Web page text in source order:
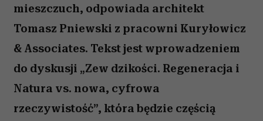
mieszczuch, odpowiada architekt
Tomasz Pniewski z pracowni Kuryłowicz
& Associates. Tekst jest wprowadzeniem
do dyskusji „Zew dzikości. Regeneracja i
Natura vs. nowa, cyfrowa
rzeczywistość”, która będzie częścią